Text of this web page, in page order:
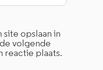
site opslaan in
volgende
reactie plaats.